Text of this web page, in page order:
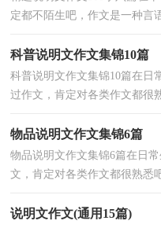
定都不陌生吧，作文是一种言
科普说明文作文集锦10篇
科普说明文作文集锦10篇在日
过作文，肯定对各类作文都很
物品说明文作文集锦6篇
物品说明文作文集锦6篇在日
文，肯定对各类作文都很熟悉
说明文作文(通用15篇)